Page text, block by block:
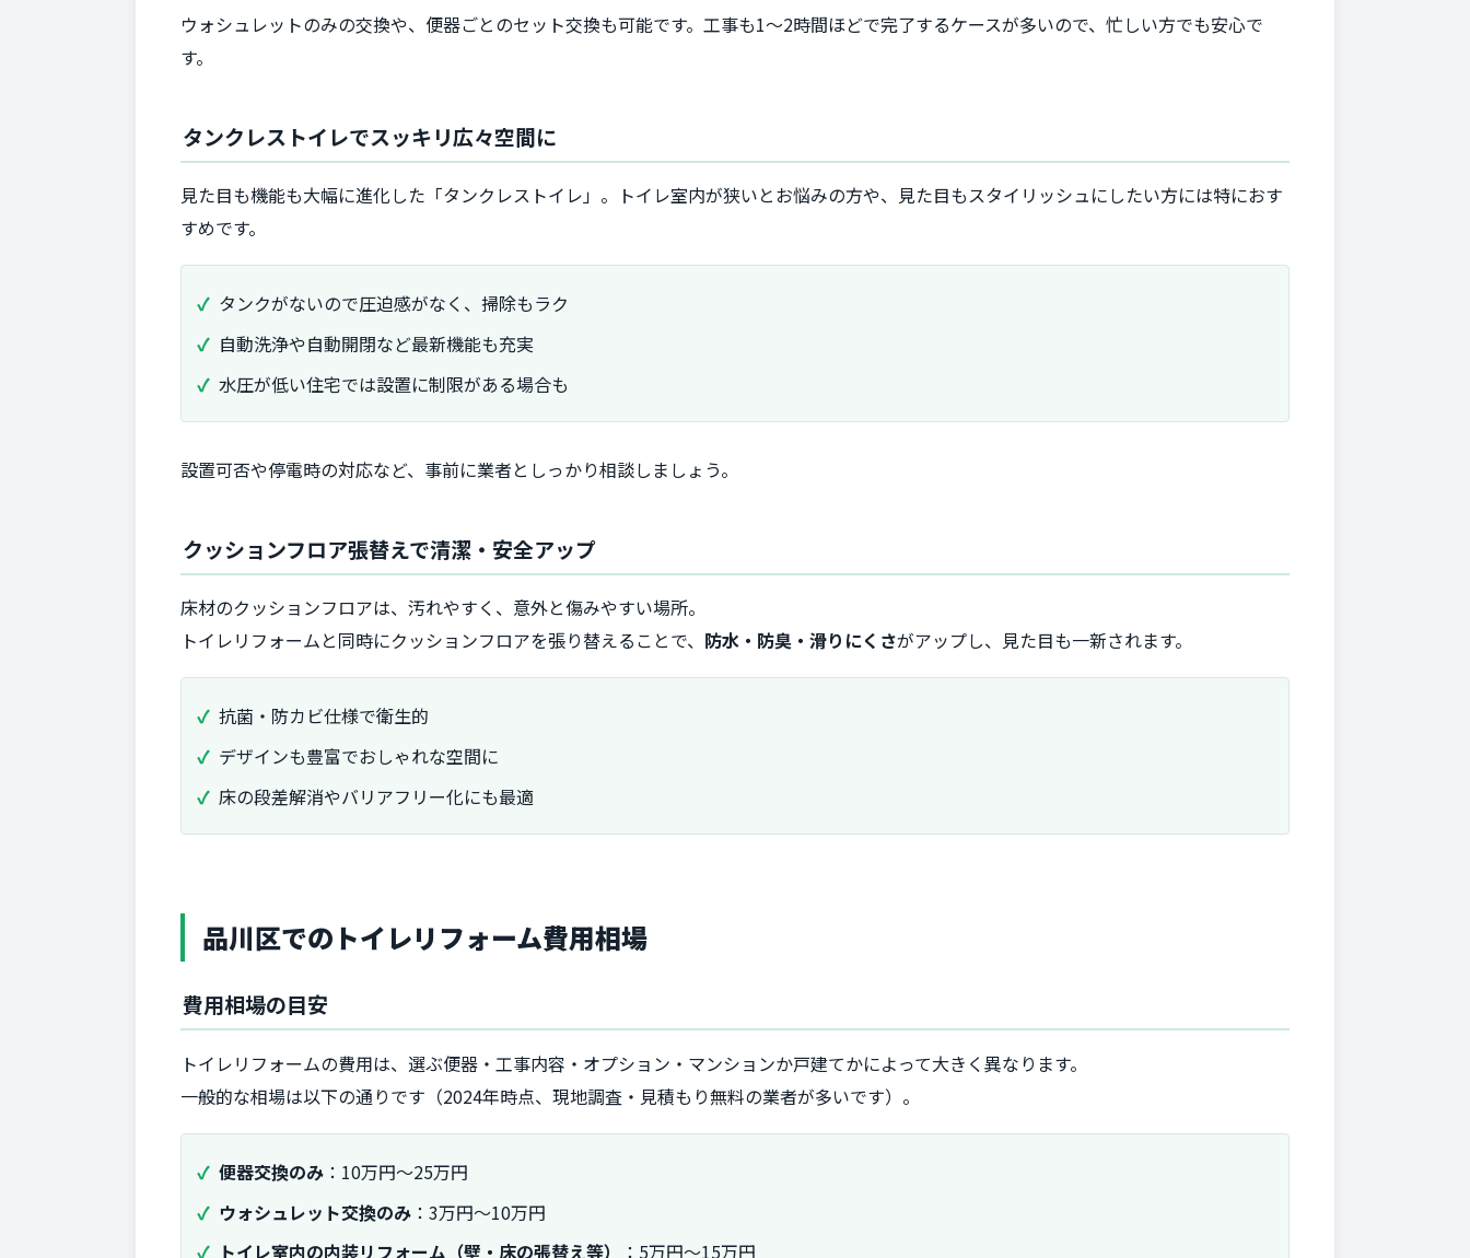
ウォシュレットのみの交換や、便器ごとのセット交換も可能です。工事も1～2時間ほどで完了するケースが多いので、忙しい方でも安心で
す。
タンクレストイレでスッキリ広々空間に
見た目も機能も大幅に進化した「タンクレストイレ」。トイレ室内が狭いとお悩みの方や、見た目もスタイリッシュにしたい方には特におす
すめです。
タンクがないので圧迫感がなく、掃除もラク
自動洗浄や自動開閉など最新機能も充実
水圧が低い住宅では設置に制限がある場合も
設置可否や停電時の対応など、事前に業者としっかり相談しましょう。
クッションフロア張替えで清潔・安全アップ
床材のクッションフロアは、汚れやすく、意外と傷みやすい場所。
トイレリフォームと同時にクッションフロアを張り替えることで、 防水・防臭・滑りにくさがアップし、見た目も一新されます。
抗菌・防カビ仕様で衛生的
デザインも豊富でおしゃれな空間に
床の段差解消やバリアフリー化にも最適
品川区でのトイレリフォーム費用相場
費用相場の目安
トイレリフォームの費用は、選ぶ便器・工事内容・オプション・マンションか戸建てかによって大きく異なります。
一般的な相場は以下の通りです（2024年時点、現地調査・見積もり無料の業者が多いです）。
便器交換のみ ：10万円～25万円
ウォシュレット交換のみ ：3万円～10万円
トイレ室内の内装リフォーム（壁・床の張替え等）
：5万円～15万円